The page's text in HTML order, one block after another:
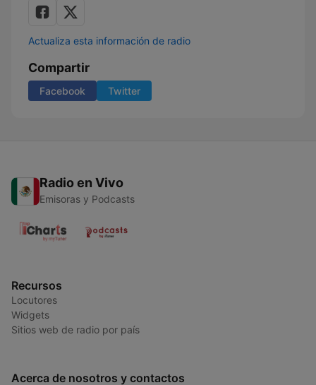
Actualiza esta información de radio
Compartir
Facebook Twitter
Radio en Vivo
Emisoras y Podcasts
Recursos
Locutores
Widgets
Sitios web de radio por país
Acerca de nosotros y contactos